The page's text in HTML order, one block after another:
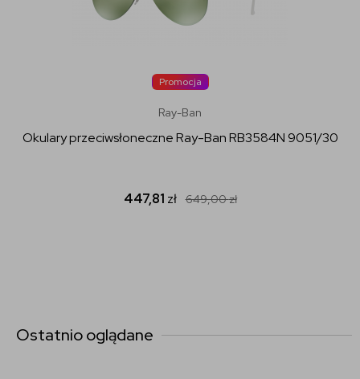
Promocja
Ray-Ban
Okulary przeciwsłoneczne Ray-Ban RB3584N 9051/30
447,81 zł 649,00zł
Ostatnio oglądane